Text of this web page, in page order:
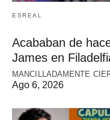
ESREAL
Acababan de
James en
MANCILLADAMENTE
Ago 6, 2026